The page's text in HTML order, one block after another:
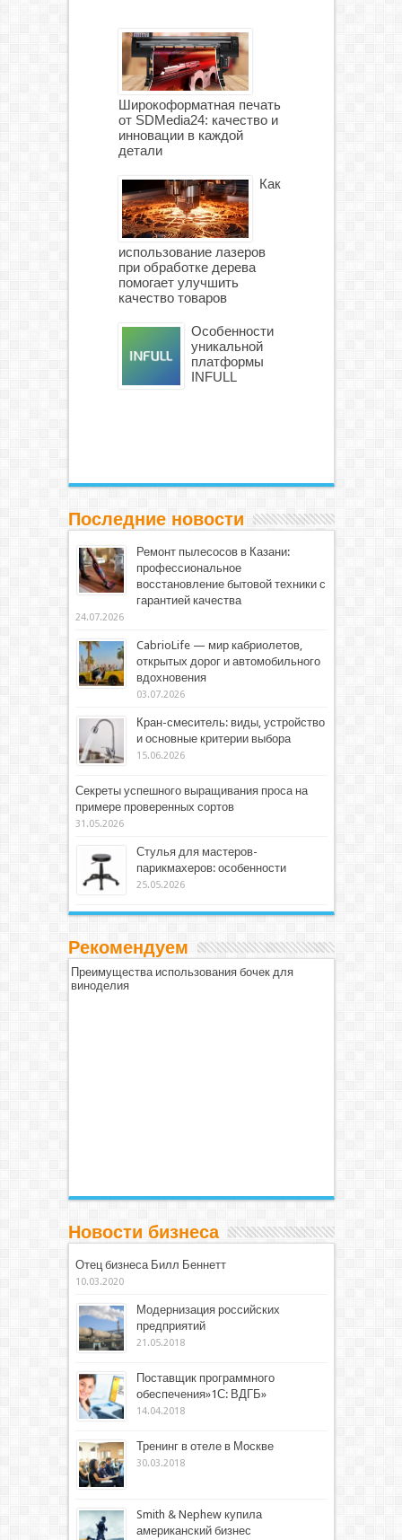
Широкоформатная печать
от SDMedia24: качество и
инновации в каждой
детали
Как
использование лазеров
при обработке дерева
помогает улучшить
качество товаров
Особенности
уникальной
платформы
INFULL
Последние новости
Ремонт пылесосов в Казани:
профессиональное
восстановление бытовой техники с
гарантией качества
24.07.2026
CabrioLife — мир кабриолетов,
открытых дорог и автомобильного
вдохновения
03.07.2026
Кран-смеситель: виды, устройство
и основные критерии выбора
15.06.2026
Секреты успешного выращивания проса на
примере проверенных сортов
31.05.2026
Стулья для мастеров-
парикмахеров: особенности
25.05.2026
Рекомендуем
Преимущества использования бочек для
виноделия
Новости бизнеса
Отец бизнеса Билл Беннетт
10.03.2020
Модернизация российских
предприятий
21.05.2018
Поставщик программного
обеспечения»1С: ВДГБ»
14.04.2018
Тренинг в отеле в Москве
30.03.2018
Smith & Nephew купила
американский бизнес